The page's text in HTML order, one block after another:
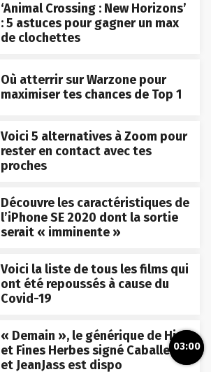
‘Animal Crossing : New Horizons’
: 5 astuces pour gagner un max
de clochettes
Où atterrir sur Warzone pour
maximiser tes chances de Top 1
Voici 5 alternatives à Zoom pour
rester en contact avec tes
proches
Découvre les caractéristiques de
l’iPhone SE 2020 dont la sortie
serait « imminente »
Voici la liste de tous les films qui
ont été repoussés à cause du
Covid-19
« Demain », le générique de High
et Fines Herbes signé Caballero
et JeanJass est dispo
03:00